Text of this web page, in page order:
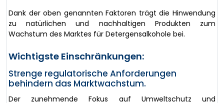
Dank der oben genannten Faktoren trägt die Hinwendung
zu natürlichen und nachhaltigen Produkten zum
Wachstum des Marktes für Detergensalkohole bei.
Wichtigste Einschränkungen:
Strenge regulatorische Anforderungen
behindern das Marktwachstum.
Der zunehmende Fokus auf Umweltschutz und